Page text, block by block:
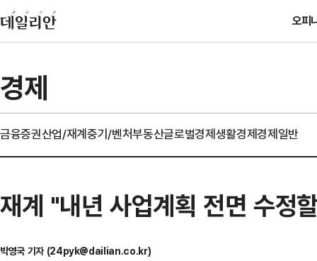
오피
경제
금융증권산업/재계중기/벤처부동산글로벌경제생활경제경제일반
재계 "내년 사업계획 전면 수정
박영국 기자 (24pyk@dailian.co.kr)